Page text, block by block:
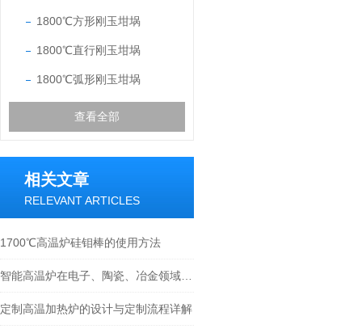
1800℃方形刚玉坩埚
1800℃直行刚玉坩埚
1800℃弧形刚玉坩埚
查看全部
相关文章
RELEVANT ARTICLES
1700℃高温炉硅钼棒的使用方法
定制高温加热炉的设计与定制流程详解